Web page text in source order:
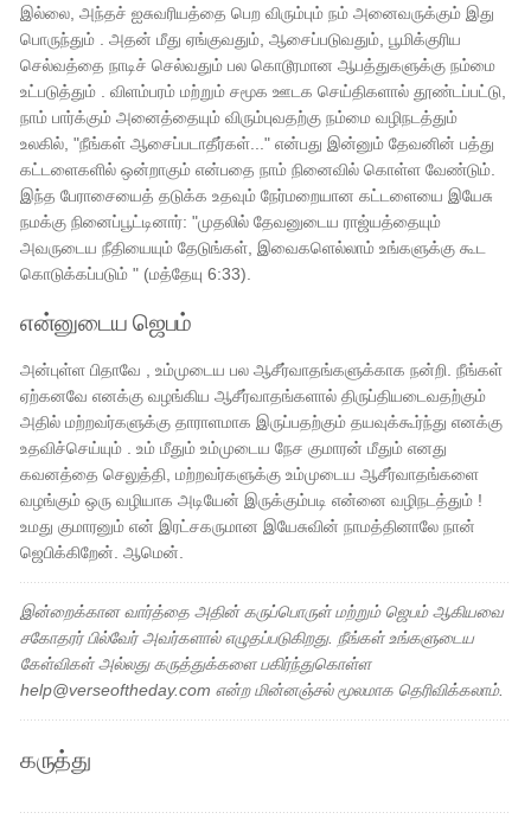
இல்லை, அந்தச் ஐசுவரியத்தை பெற விரும்பும் நம் அனைவருக்கும் இது
பொருந்தும் . அதன் மீது ஏங்குவதும், ஆசைப்படுவதும், பூமிக்குரிய
செல்வத்தை நாடிச் செல்வதும் பல கொடூரமான ஆபத்துகளுக்கு நம்மை
உட்படுத்தும் . விளம்பரம் மற்றும் சமூக ஊடக செய்திகளால் தூண்டப்பட்டு,
நாம் பார்க்கும் அனைத்தையும் விரும்புவதற்கு நம்மை வழிநடத்தும்
உலகில், "நீங்கள் ஆசைப்படாதீர்கள்..." என்பது இன்னும் தேவனின் பத்து
கட்டளைகளில் ஒன்றாகும் என்பதை நாம் நினைவில் கொள்ள வேண்டும்.
இந்த பேராசையைத் தடுக்க உதவும் நேர்மறையான கட்டளையை இயேசு
நமக்கு நினைப்பூட்டினார்: "முதலில் தேவனுடைய ராஜ்யத்தையும்
அவருடைய நீதியையும் தேடுங்கள், இவைகளெல்லாம் உங்களுக்கு கூட
கொடுக்கப்படும் " (மத்தேயு 6:33).
என்னுடைய ஜெபம்
அன்புள்ள பிதாவே , உம்முடைய பல ஆசீர்வாதங்களுக்காக நன்றி. நீங்கள்
ஏற்கனவே எனக்கு வழங்கிய ஆசீர்வாதங்களால் திருப்தியடைவதற்கும்
அதில் மற்றவர்களுக்கு தாராளமாக இருப்பதற்கும் தயவுக்கூர்ந்து எனக்கு
உதவிச்செய்யும் . உம் மீதும் உம்முடைய நேச குமாரன் மீதும் எனது
கவனத்தை செலுத்தி, மற்றவர்களுக்கு உம்முடைய ஆசீர்வாதங்களை
வழங்கும் ஒரு வழியாக அடியேன் இருக்கும்படி என்னை வழிநடத்தும் !
உமது குமாரனும் என் இரட்சகருமான இயேசுவின் நாமத்தினாலே நான்
ஜெபிக்கிறேன். ஆமென்.
இன்றைக்கான வார்த்தை அதின் கருப்பொருள் மற்றும் ஜெபம் ஆகியவை
சகோதரர் பில்வேர் அவர்களால் எழுதப்படுகிறது. நீங்கள் உங்களுடைய
கேள்விகள் அல்லது கருத்துக்களை பகிர்ந்துகொள்ள
help@verseoftheday.com என்ற மின்னஞ்சல் மூலமாக தெரிவிக்கலாம்.
கருத்து